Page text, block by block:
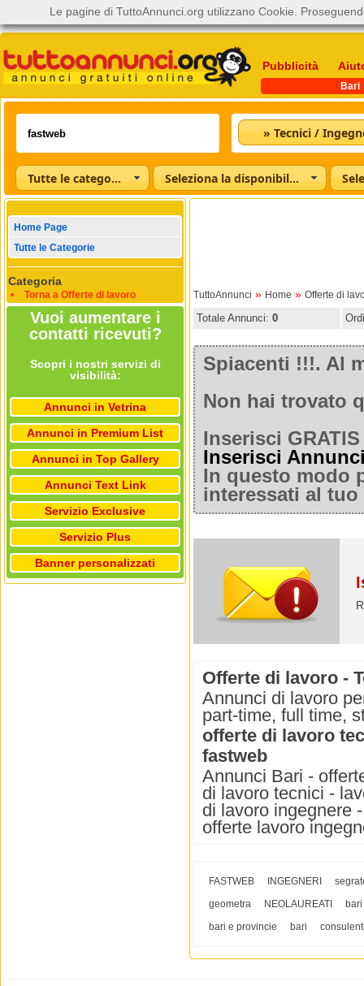
Pubblicità
Bari
» Tecnici /
Tutte le categorie Seleziona la disponibilità
Home Page
Tutte le Categorie
Categoria
Torna a Offerte di lavoro
Vuoi aumentare i
contatti ricevuti?
Scopri i nostri servizi di
visibilità:
Annunci in Vetrina
Annunci in Premium List
Annunci in Top Gallery
Annunci Text Link
Servizio Exclusive
Servizio Plus
Banner personalizzati
TuttoAnnunci » Home » Offerte di
Totale Annunci: 0
Spiacenti !!!. Al
Non hai trovato
Inserisci
Inserisci
In questo modo
interessati al
Offerte di lavoro -
Annunci di lavoro
part-time, full time,
offerte di lavoro
fastweb
Annunci Bari -
di lavoro tecnici -
di lavoro ingegnere
offerte lavoro
FASTWEB INGEGNERI
geometra
NEOLAUREATI
bari e provincie
bari
Le pagine di TuttoAnnunci.org utilizzano Cookie.